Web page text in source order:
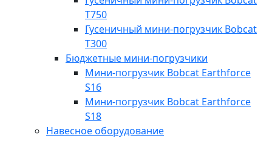
T750
Гусеничный мини-погрузчик Bobcat
T300
Бюджетные мини-погрузчики
Мини-погрузчик Bobcat Earthforce
S16
Мини-погрузчик Bobcat Earthforce
S18
Навесное оборудование